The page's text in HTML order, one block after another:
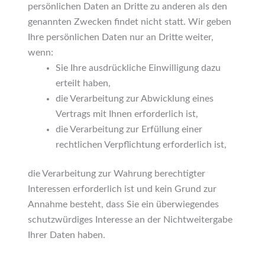
persönlichen Daten an Dritte zu anderen als den
genannten Zwecken findet nicht statt. Wir geben
Ihre persönlichen Daten nur an Dritte weiter,
wenn:
Sie Ihre ausdrückliche Einwilligung dazu
erteilt haben,
die Verarbeitung zur Abwicklung eines
Vertrags mit Ihnen erforderlich ist,
die Verarbeitung zur Erfüllung einer
rechtlichen Verpflichtung erforderlich ist,
die Verarbeitung zur Wahrung berechtigter
Interessen erforderlich ist und kein Grund zur
Annahme besteht, dass Sie ein überwiegendes
schutzwürdiges Interesse an der Nichtweitergabe
Ihrer Daten haben.